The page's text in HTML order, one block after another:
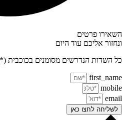
פרטים
אליכם עוד היום
השדות הנדרשים מסומנים בכוכבית (*)
לשליחה לחצו כאן